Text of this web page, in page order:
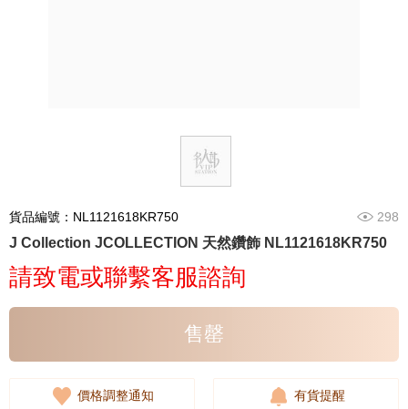
貨品編號：NL1121618KR750 298
J Collection JCOLLECTION 天然鑽飾 NL1121618KR750
請致電或聯繫客服諮詢
售罄
價格調整通知 有貨提醒